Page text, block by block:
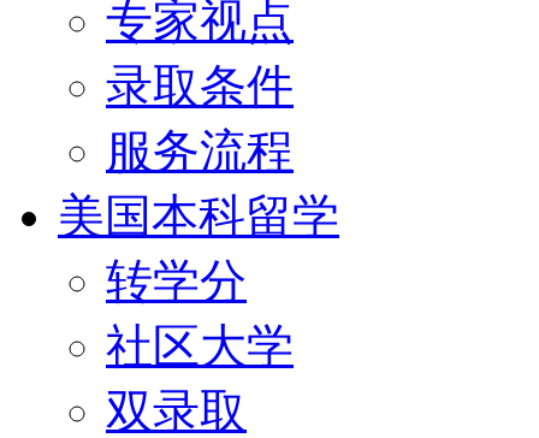
专家视点
录取条件
服务流程
美国本科留学
转学分
社区大学
双录取